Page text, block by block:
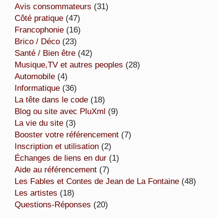
avis consommateurs (31)
côté pratique(47)
Francophonie(16)
Brico / Déco(23)
Santé / Bien être(42)
Musique,TV et autres peoples (28)
Automobile(4)
informatique(36)
la tête dans le code(18)
Blog ou site avec PluXml (9)
la vie du site(3)
booster votre référencement(7)
inscription et utilisation(2)
échanges de liens en dur(1)
aide au référencement(7)
Les Fables et Contes de Jean de La Fontaine(48)
Les artistes (18)
Questions-Réponses (20)